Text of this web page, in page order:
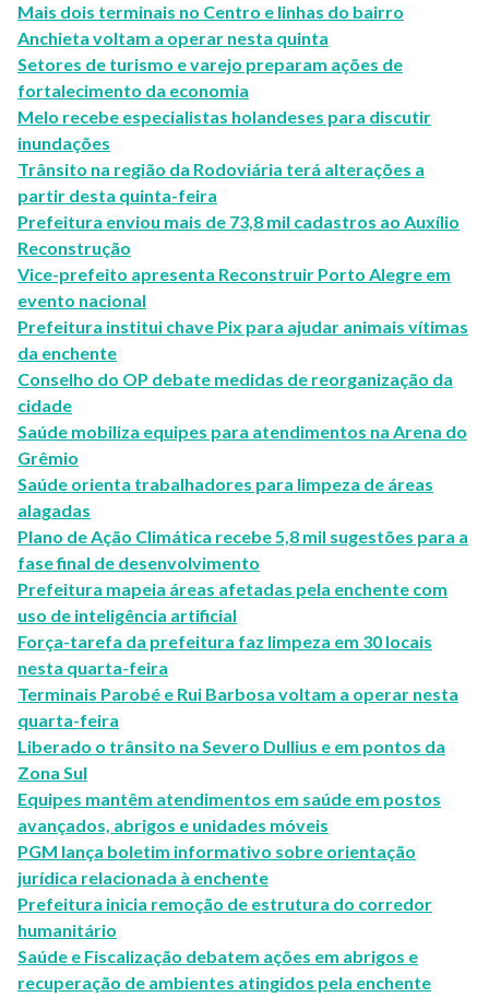
Mais dois terminais no Centro e linhas do bairro
Anchieta voltam a operar nesta quinta
Setores de turismo e varejo preparam ações de
fortalecimento da economia
Melo recebe especialistas holandeses para discutir
inundações
Trânsito na região da Rodoviária terá alterações a
partir desta quinta-feira
Prefeitura enviou mais de 73,8 mil cadastros ao Auxílio
Reconstrução
Vice-prefeito apresenta Reconstruir Porto Alegre em
evento nacional
Prefeitura institui chave Pix para ajudar animais vítimas
da enchente
Conselho do OP debate medidas de reorganização da
cidade
Saúde mobiliza equipes para atendimentos na Arena do
Grêmio
Saúde orienta trabalhadores para limpeza de áreas
alagadas
Plano de Ação Climática recebe 5,8 mil sugestões para a
fase final de desenvolvimento
Prefeitura mapeia áreas afetadas pela enchente com
uso de inteligência artificial
Força-tarefa da prefeitura faz limpeza em 30 locais
nesta quarta-feira
Terminais Parobé e Rui Barbosa voltam a operar nesta
quarta-feira
Liberado o trânsito na Severo Dullius e em pontos da
Zona Sul
Equipes mantêm atendimentos em saúde em postos
avançados, abrigos e unidades móveis
PGM lança boletim informativo sobre orientação
jurídica relacionada à enchente
Prefeitura inicia remoção de estrutura do corredor
humanitário
Saúde e Fiscalização debatem ações em abrigos e
recuperação de ambientes atingidos pela enchente